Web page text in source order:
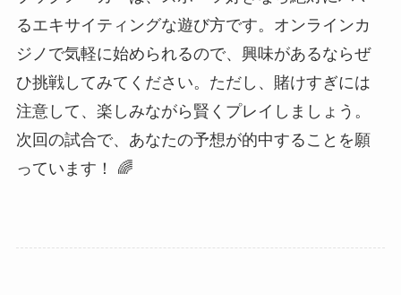
るエキサイティングな遊び方です。オンラインカ
ジノで気軽に始められるので、興味があるならぜ
ひ挑戦してみてください。ただし、賭けすぎには
注意して、楽しみながら賢くプレイしましょう。
次回の試合で、あなたの予想が的中することを願
っています！ 🌈